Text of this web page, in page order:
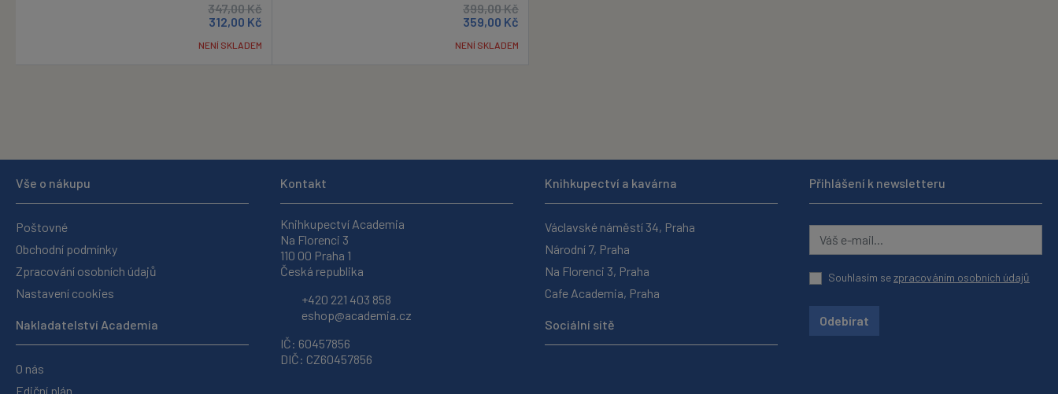
347,00Kč
312,00 Kč
NENÍ SKLADEM
399,00Kč
359,00 Kč
NENÍ SKLADEM
Vše o nákupu
Poštovné
Obchodní podmínky
Zpracování osobních údajů
Nastavení cookies
Nakladatelství Academia
O nás
Ediční plán
Kontakt
Knihkupectví Academia
Na Florenci 3
110 00 Praha 1
Česká republika
+420 221 403 858
eshop@academia.cz
IČ: 60457856
DIČ: CZ60457856
Knihkupectví a kavárna
Václavské náměstí 34, Praha
Národní 7, Praha
Na Florenci 3, Praha
Cafe Academia, Praha
Sociální sítě
Přihlášení k newsletteru
Souhlasím sezpracováním osobních údajů
Odebírat